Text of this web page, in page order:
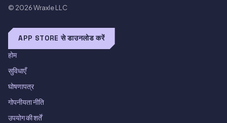
© 2026Wraxle LLC
APP STORE से डाउनलोड करें
होम
सुविधाएँ
घोषणापत्र
गोपनीयता नीति
उपयोग की शर्तें